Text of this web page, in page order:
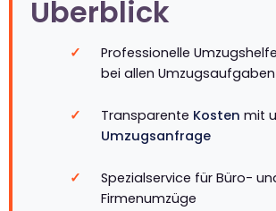
Überblick
Professionelle
bei allen Umzugsaufgaben
Transparente Kosten mit
Umzugsanfrage
Spezialservice für Büro-
Firmenumzüge